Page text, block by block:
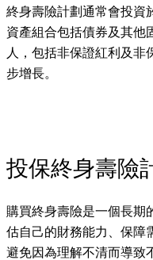
終身壽險計劃通常會投資
資產組合包括債券及其他
人，包括非保證紅利及非
步增長。
投保終身壽險
購買終身壽險是一個長期
估自己的財務能力、保障
避免因為理解不清而導致